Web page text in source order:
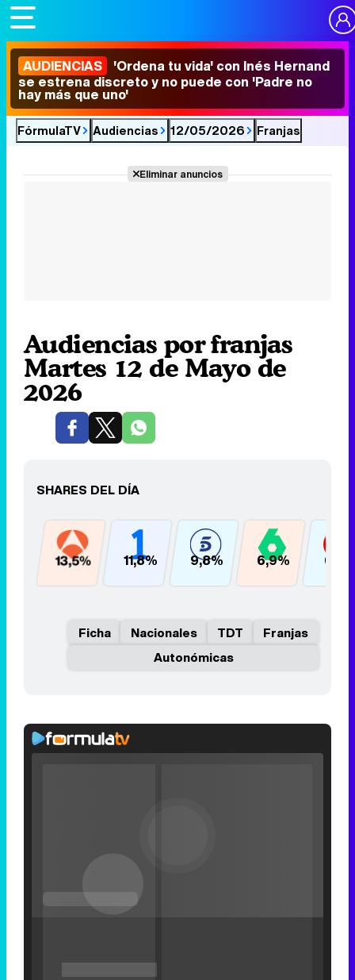
AUDIENCIAS 'Ordena tu vida' con Inés Hernand
se estrena discreto y no puede con 'Padre no
hay más que uno'
FórmulaTV Audiencias 12/05/2026 Franjas
Eliminar anuncios
Audiencias por franjas
Martes 12 de Mayo de
2026
SHARES DEL DÍA
13,5% 11,8% 9,8% 6,9%
Ficha Nacionales TDT
Franjas
Autonómicas